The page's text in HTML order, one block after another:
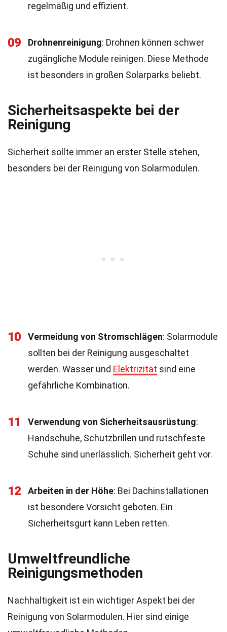
regelmäßig und effizient.
09 Drohnenreinigung: Drohnen können schwer
zugängliche Module reinigen. Diese Methode
ist besonders in großen Solarparks beliebt.
Sicherheitsaspekte bei der
Reinigung
Sicherheit sollte immer an erster Stelle stehen,
besonders bei der Reinigung von Solarmodulen.
10 Vermeidung von Stromschlägen: Solarmodule
sollten bei der Reinigung ausgeschaltet
werden. Wasser und Elektrizität sind eine
gefährliche Kombination.
11 Verwendung von Sicherheitsausrüstung:
Handschuhe, Schutzbrillen und rutschfeste
Schuhe sind unerlässlich. Sicherheit geht vor.
12 Arbeiten in der Höhe: Bei Dachinstallationen
ist besondere Vorsicht geboten. Ein
Sicherheitsgurt kann Leben retten.
Umweltfreundliche
Reinigungsmethoden
Nachhaltigkeit ist ein wichtiger Aspekt bei der
Reinigung von Solarmodulen. Hier sind einige